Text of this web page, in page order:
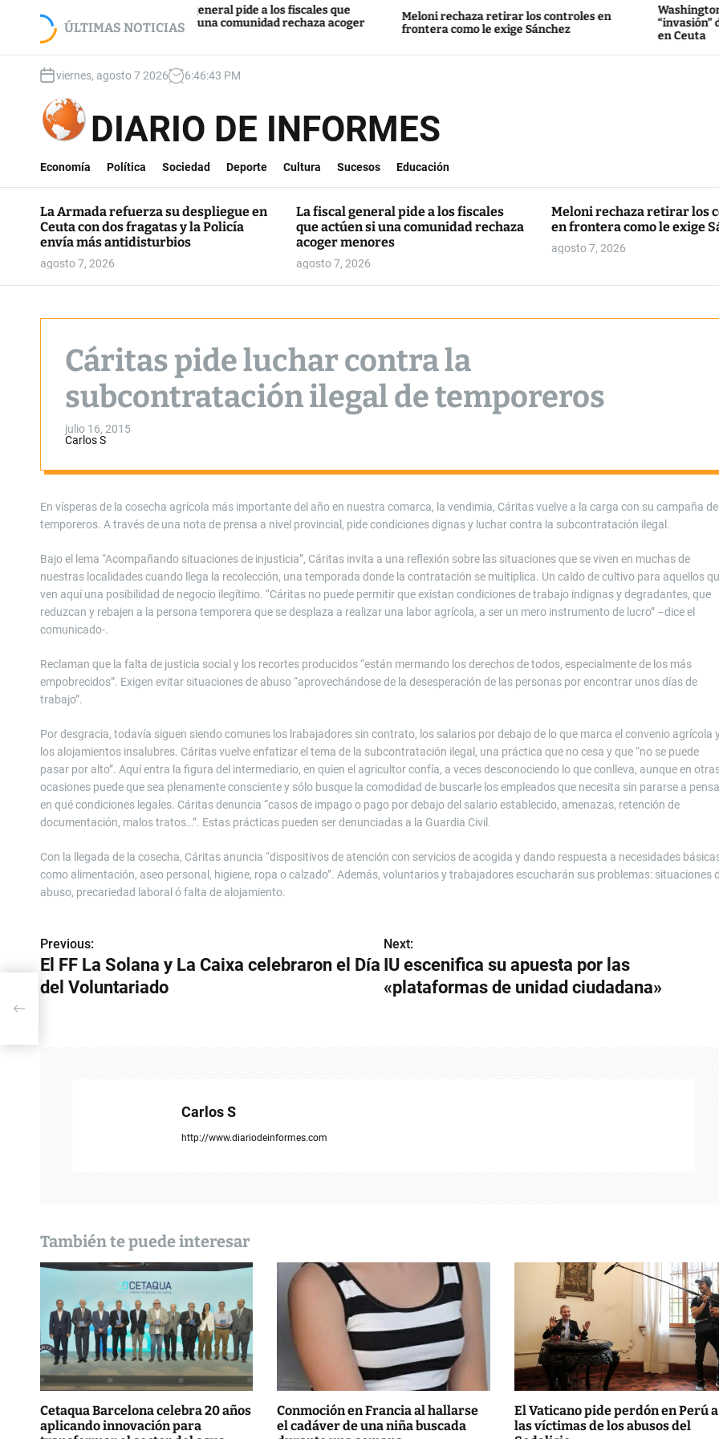
e
ÚLTIMAS NOTICIAS
La fiscal general pide a los fiscales que
actúen si una comunidad rechaza acoger
menores
Meloni rechaza retirar los controles en
frontera como le exige Sánchez
Washington culpa al
“invasión” de
viernes, agosto 7 2026 6:46:44 PM
DIARIO DE INFORMES
Economía Política Sociedad Deporte Cultura Sucesos Educación
La Armada refuerza su despliegue en
Ceuta con dos fragatas y la Policía
envía más antidisturbios
agosto 7, 2026
La fiscal general pide a los fiscales
que actúen si una comunidad rechaza
acoger menores
agosto 7, 2026
Meloni rechaza retirar los
en frontera como le exige
agosto 7, 2026
Cáritas pide luchar contra la
subcontratación ilegal de temporeros
julio 16, 2015
Carlos S
En vísperas de la cosecha agrícola más importante del año en nuestra comarca, la vendimia, Cáritas vuelve a la carga con su campaña de
temporeros. A través de una nota de prensa a nivel provincial, pide condiciones dignas y luchar contra la subcontratación ilegal.
Bajo el lema “Acompañando situaciones de injusticia”, Cáritas invita a una reflexión sobre las situaciones que se viven en muchas de
nuestras localidades cuando llega la recolección, una temporada donde la contratación se multiplica. Un caldo de cultivo para aquellos
ven aquí una posibilidad de negocio ilegítimo. “Cáritas no puede permitir que existan condiciones de trabajo indignas y degradantes, que
reduzcan y rebajen a la persona temporera que se desplaza a realizar una labor agrícola, a ser un mero instrumento de lucro” –dice el
comunicado-.
Reclaman que la falta de justicia social y los recortes producidos “están mermando los derechos de todos, especialmente de los más
empobrecidos”. Exigen evitar situaciones de abuso “aprovechándose de la desesperación de las personas por encontrar unos días de
trabajo”.
Por desgracia, todavía siguen siendo comunes los lrabajadores sin contrato, los salarios por debajo de lo que marca el convenio agrícola
los alojamientos insalubres. Cáritas vuelve enfatizar el tema de la subcontratación ilegal, una práctica que no cesa y que “no se puede
pasar por alto”. Aquí entra la figura del intermediario, en quien el agricultor confía, a veces desconociendo lo que conlleva, aunque en
ocasiones puede que sea plenamente consciente y sólo busque la comodidad de buscarle los empleados que necesita sin pararse a
en qué condiciones legales. Cáritas denuncia “casos de impago o pago por debajo del salario establecido, amenazas, retención de
documentación, malos tratos…”. Estas prácticas pueden ser denunciadas a la Guardia Civil.
Con la llegada de la cosecha, Cáritas anuncia “dispositivos de atención con servicios de acogida y dando respuesta a necesidades
como alimentación, aseo personal, higiene, ropa o calzado”. Además, voluntarios y trabajadores escucharán sus problemas: situaciones
abuso, precariedad laboral ó falta de alojamiento.
N
a
d
e
n
t
r
Previous:
El FF La Solana y La Caixa celebraron el Día
del Voluntariado
Next:
IU escenifica su apuesta por las
«plataformas de unidad ciudadana»
Carlos S
http://www.diariodeinformes.com
También te puede interesar
Cetaqua Barcelona celebra 20 años
aplicando innovación para
Conmoción en Francia al hallarse
el cadáver de una niña buscada
El Vaticano pide perdón en Perú a
las víctimas de los abusos del